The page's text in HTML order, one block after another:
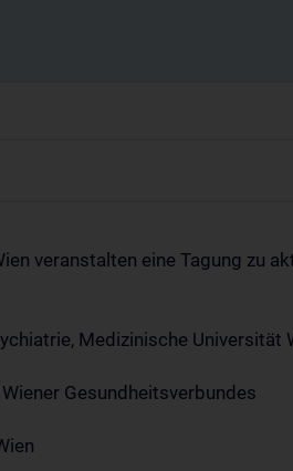
veranstalten eine Tagung zu
Medizinische Universität
Gesundheitsverbundes